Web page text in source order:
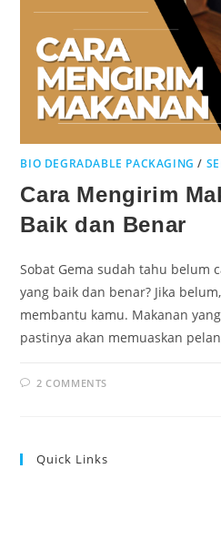
BIO DEGRADABLE PACKAGING /
Cara Mengirim
Baik dan Benar
Sobat Gema sudah tahu belum
yang baik dan benar? Jika
membantu kamu. Makanan
pastinya akan memuaskan
2 COMMENTS
Quick Links